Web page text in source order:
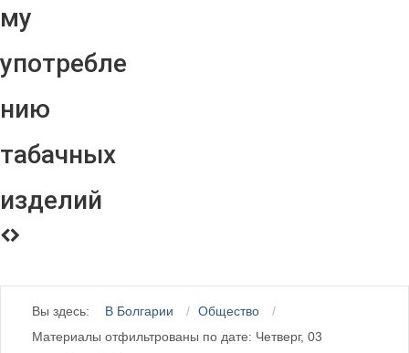
му
употребле
нию
табачных
изделий
Вы здесь: В Болгарии
Общество
Материалы отфильтрованы по дате: Четверг, 03